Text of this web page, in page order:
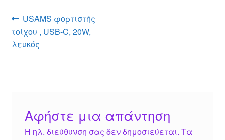
g
er
p
p
e
Πλοήγηση
άρθρων
Προηγούμενο
άρθρο:
USAMS φορτιστής
τοίχου , USB-C, 20W,
λευκός
Αφήστε μια απάντηση
Η ηλ. διεύθυνση σας δεν δημοσιεύεται. Τα